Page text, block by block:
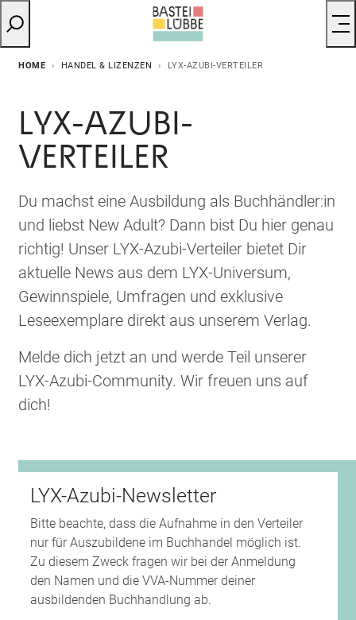
HOME HANDEL & LIZENZEN LYX-AZUBI-VERTEILER
LYX-AZUBI-
VERTEILER
Du machst eine Ausbildung als Buchhändler:in
und liebst New Adult? Dann bist Du hier genau
richtig! Unser LYX-Azubi-Verteiler bietet Dir
aktuelle News aus dem LYX-Universum,
Gewinnspiele, Umfragen und exklusive
Leseexemplare direkt aus unserem Verlag.
Melde dich jetzt an und werde Teil unserer
LYX-Azubi-Community. Wir freuen uns auf
dich!
LYX-Azubi-Newsletter
Bitte beachte, dass die Aufnahme in den Verteiler
nur für Auszubildene im Buchhandel möglich ist.
Zu diesem Zweck fragen wir bei der Anmeldung
den Namen und die VVA-Nummer deiner
ausbildenden Buchhandlung ab.